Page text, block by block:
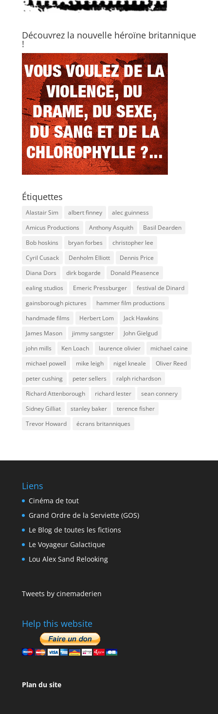
Découvrez la nouvelle héroïne britannique
!
Étiquettes
Alastair Sim albert finney
alec guinness
Amicus Productions
Anthony Asquith
Basil Dearden
Bob hoskins
bryan forbes
christopher lee
Cyril Cusack
Denholm Elliott
Dennis Price
Diana Dors
dirk bogarde
Donald Pleasence
ealing studios
Emeric Pressburger
festival de Dinard
gainsborough pictures
hammer film productions
handmade films
Herbert Lom
Jack Hawkins
James Mason
jimmy sangster
John Gielgud
john mills
Ken Loach laurence olivier
michael caine
michael powell
mike leigh nigel kneale
Oliver Reed
peter cushing
peter sellers
ralph richardson
Richard Attenborough
richard lester
sean connery
Sidney Gilliat
stanley baker
terence fisher
Trevor Howard
écrans britanniques
Liens
Cinéma de tout
Grand Ordre de la Serviette (GOS)
Le Blog de toutes les fictions
Le Voyageur Galactique
Lou Alex Sand Relooking
Tweets by cinemaderien
Help this website
Plan du site